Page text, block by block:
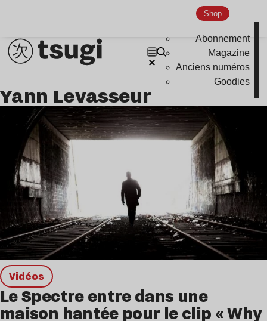
Shop
Abonnement
Magazine
Anciens numéros
Goodies
Yann Levasseur
Vidéos
Le Spectre entre dans une
maison hantée pour le clip « Why